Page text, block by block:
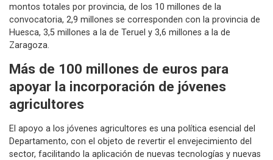
montos totales por provincia, de los 10 millones de la
convocatoria, 2,9 millones se corresponden con la provincia de
Huesca, 3,5 millones a la de Teruel y 3,6 millones a la de
Zaragoza.
Más de 100 millones de euros para
apoyar la incorporación de jóvenes
agricultores
El apoyo a los jóvenes agricultores es una política esencial del
Departamento, con el objeto de revertir el envejecimiento del
sector, facilitando la aplicación de nuevas tecnologías y nuevas